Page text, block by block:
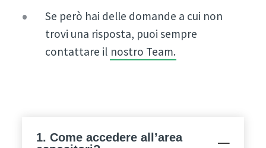
Se però hai delle domande a cui non
trovi una risposta, puoi sempre
contattare il nostro Team.
1. Come accedere all’area